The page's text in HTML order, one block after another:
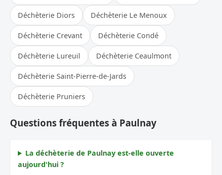
Déchèterie Diors Déchèterie Le Menoux
Déchèterie Crevant Déchèterie Condé
Déchèterie Lureuil Déchèterie Ceaulmont
Déchèterie Saint-Pierre-de-Jards
Déchèterie Pruniers
Questions fréquentes à Paulnay
La déchèterie de Paulnay est-elle ouverte
aujourd'hui ?